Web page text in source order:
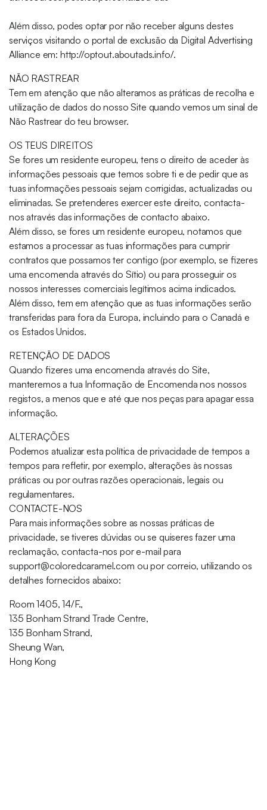
Além disso, podes optar por não receber alguns destes
serviços visitando o portal de exclusão da Digital Advertising
Alliance em: http://optout.aboutads.info/.
NÃO RASTREAR
Tem em atenção que não alteramos as práticas de recolha e
utilização de dados do nosso Site quando vemos um sinal de
Não Rastrear do teu browser.
OS TEUS DIREITOS
Se fores um residente europeu, tens o direito de aceder às
informações pessoais que temos sobre ti e de pedir que as
tuas informações pessoais sejam corrigidas, actualizadas ou
eliminadas. Se pretenderes exercer este direito, contacta-
nos através das informações de contacto abaixo.
Além disso, se fores um residente europeu, notamos que
estamos a processar as tuas informações para cumprir
contratos que possamos ter contigo (por exemplo, se fizeres
uma encomenda através do Sítio) ou para prosseguir os
nossos interesses comerciais legítimos acima indicados.
Além disso, tem em atenção que as tuas informações serão
transferidas para fora da Europa, incluindo para o Canadá e
os Estados Unidos.
RETENÇÃO DE DADOS
Quando fizeres uma encomenda através do Site,
manteremos a tua Informação de Encomenda nos nossos
registos, a menos que e até que nos peças para apagar essa
informação.
ALTERAÇÕES
Podemos atualizar esta política de privacidade de tempos a
tempos para refletir, por exemplo, alterações às nossas
práticas ou por outras razões operacionais, legais ou
regulamentares.
CONTACTE-NOS
Para mais informações sobre as nossas práticas de
privacidade, se tiveres dúvidas ou se quiseres fazer uma
reclamação, contacta-nos por e-mail para
support@coloredcaramel.com ou por correio, utilizando os
detalhes fornecidos abaixo:
Room 1405, 14/F.,
135 Bonham Strand Trade Centre,
135 Bonham Strand,
Sheung Wan,
Hong Kong